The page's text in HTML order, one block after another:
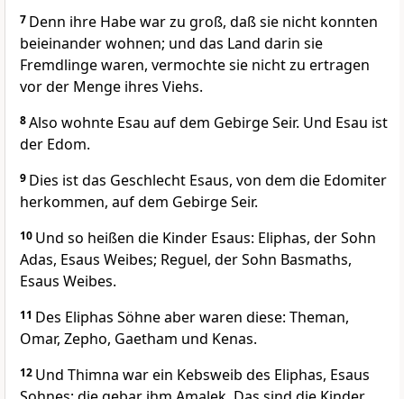
7 Denn ihre Habe war zu groß, daß sie nicht konnten
beieinander wohnen; und das Land darin sie
Fremdlinge waren, vermochte sie nicht zu ertragen
vor der Menge ihres Viehs.
8Also wohnte Esau auf dem Gebirge Seir. Und Esau ist
der Edom.
9 Dies ist das Geschlecht Esaus, von dem die Edomiter
herkommen, auf dem Gebirge Seir.
10 Und so heißen die Kinder Esaus: Eliphas, der Sohn
Adas, Esaus Weibes; Reguel, der Sohn Basmaths,
Esaus Weibes.
11 Des Eliphas Söhne aber waren diese: Theman,
Omar, Zepho, Gaetham und Kenas.
12 Und Thimna war ein Kebsweib des Eliphas, Esaus